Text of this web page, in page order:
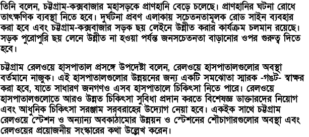
তিনি বলেন, চট্টগ্রাম-কক্সবাজার মহাসড়কে প্রাণহানি বেড়ে চলেছে। প্রাণহানির ঘটনা রোধে
তাৎক্ষণিক ব্যবস্থা নিতে হবে। দুর্ঘটনা প্রবণ এলাকায় সচেতনতামূলক রোড সাইন ব্যবহার
করা হবে এবং চট্টগ্রাম-কক্সবাজার সড়ক ছয় লেইনে উন্নীত করার কার্যক্রম চলমান রয়েছে।
সড়ক পুরোপুরি ছয় লেনে উন্নীত না হওয়া পর্যন্ত জনসচেতনতা বাড়ানোর ওপর গুরুত্ব দিতে
হবে।
চট্টগ্রাম রেলওয়ে হাসপাতাল প্রসঙ্গে উপদেষ্টা বলেন, রেলওয়ে হাসপাতালগুলোর অবস্থা
বর্তমানে নাজুক। এই হাসপাতালগুলোর উন্নয়নের জন্য একটি সমঝোতা স্মারক -গঙট- স্বাক্ষর
করা হবে, যাতে সাধারণ জনগণও এসব হাসপাতালে চিকিৎসা নিতে পারে। রেলওয়ে
হাসপাতালগুলোতে আরও উন্নত চিকিৎসা সুবিধা প্রদান করতে বিশেষজ্ঞ ডাক্তারদের নিয়োগ
এবং আধুনিক চিকিৎসা সরঞ্জাম সরবরাহের উদ্যোগ নেয়া হবে। একইক সাথে চট্টগ্রাম
রেলওয়ে স্টেশন ও অন্যান্য অবকাঠামোর উন্নয়ন ও স্টেশনের শৌচাগারগুলোর অবস্থা এবং
রেলওয়ের প্রয়োজনীয় সংস্কারের কথা উল্লেখ করেন।